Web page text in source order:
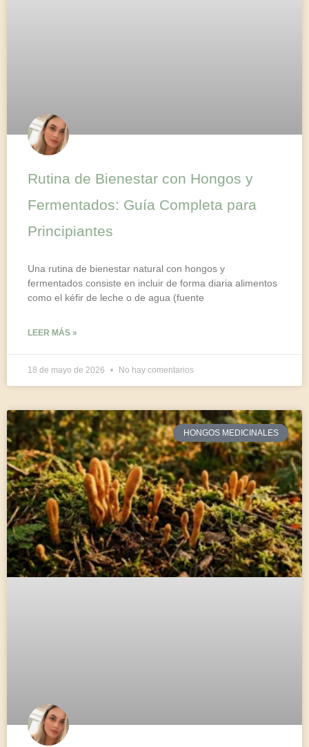
Rutina de Bienestar con Hongos y
Fermentados: Guía Completa para
Principiantes
Una rutina de bienestar natural con hongos y
fermentados consiste en incluir de forma diaria alimentos
como el kéfir de leche o de agua (fuente
LEER MÁS »
18 de mayo de 2026 No hay comentarios
HONGOS MEDICINALES